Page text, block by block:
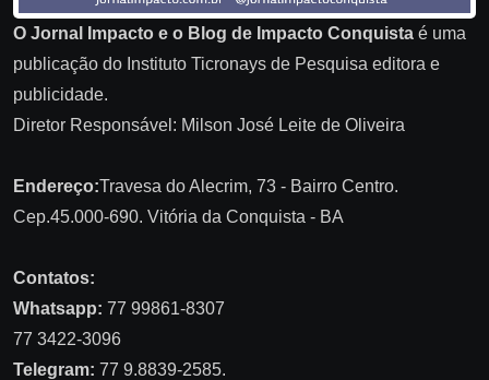
O Jornal Impacto e o Blog de Impacto Conquista é uma
publicação do Instituto Ticronays de Pesquisa editora e
publicidade.
Diretor Responsável: Milson José Leite de Oliveira
Endereço:Travesa do Alecrim, 73 - Bairro Centro.
Cep.45.000-690. Vitória da Conquista - BA
Contatos:
Whatsapp: 77 99861-8307
77 3422-3096
Telegram: 77 9.8839-2585.